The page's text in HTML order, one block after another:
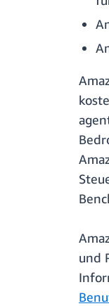
und